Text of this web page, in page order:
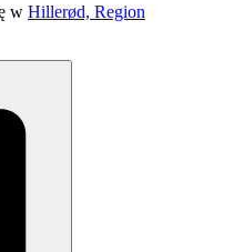
w Hillerød, Region